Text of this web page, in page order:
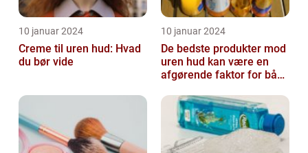
10 januar 2024
Creme til uren hud: Hvad
du bør vide
10 januar 2024
De bedste produkter mod
uren hud kan være en
afgørende faktor for både
lide...